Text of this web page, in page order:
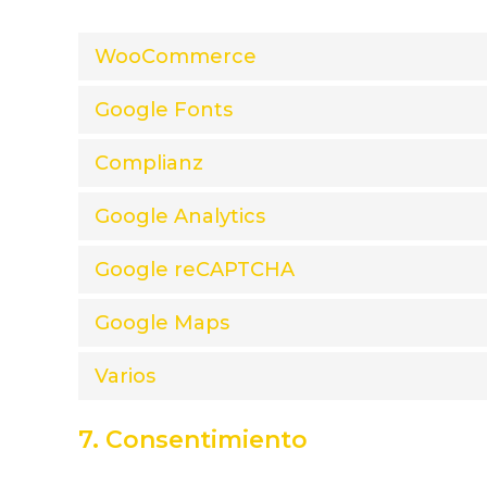
WooCommerce
Google Fonts
Complianz
Google Analytics
Google reCAPTCHA
Google Maps
Varios
7. Consentimiento